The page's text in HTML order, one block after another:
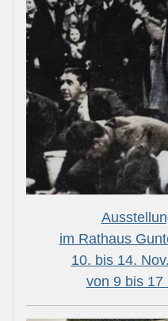
im Rathaus
10. bis 14.
von 9 bis 17